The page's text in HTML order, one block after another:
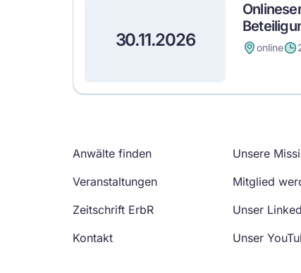
30.11.2026 online
Anwälte finden
Veranstaltungen
Zeitschrift ErbR
Kontakt
Unsere
Mitglied
Unser
Unser